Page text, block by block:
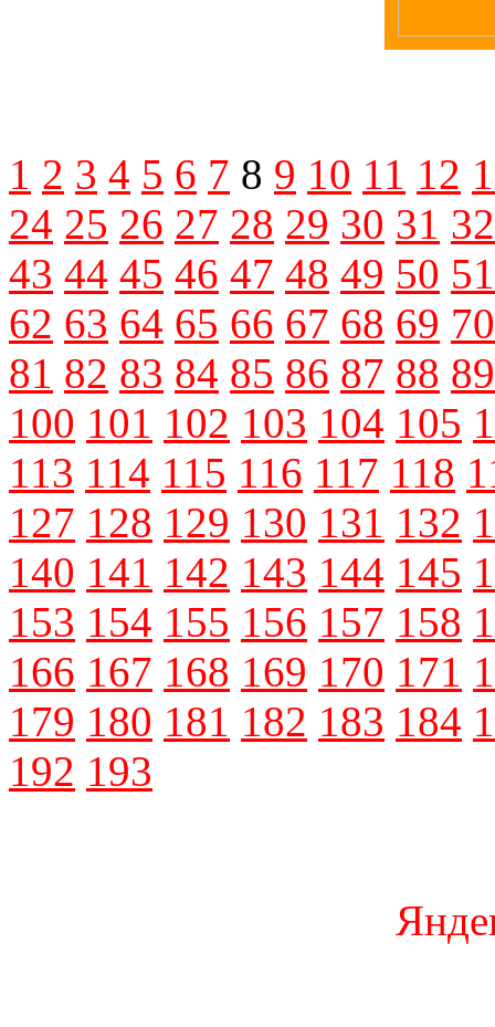
1 2 3 4 5 6 7 8 9 10 11 12
24 25 26 27 28 29 30 31 32
43 44 45 46 47 48 49 50 51
62 63 64 65 66 67 68 69 70
81 82 83 84 85 86 87 88 89
100 101 102 103 104 105
113 114 115 116 117 118
127 128 129 130 131 132
140 141 142 143 144 145
153 154 155 156 157 158
166 167 168 169 170 171
179 180 181 182 183 184
192 193